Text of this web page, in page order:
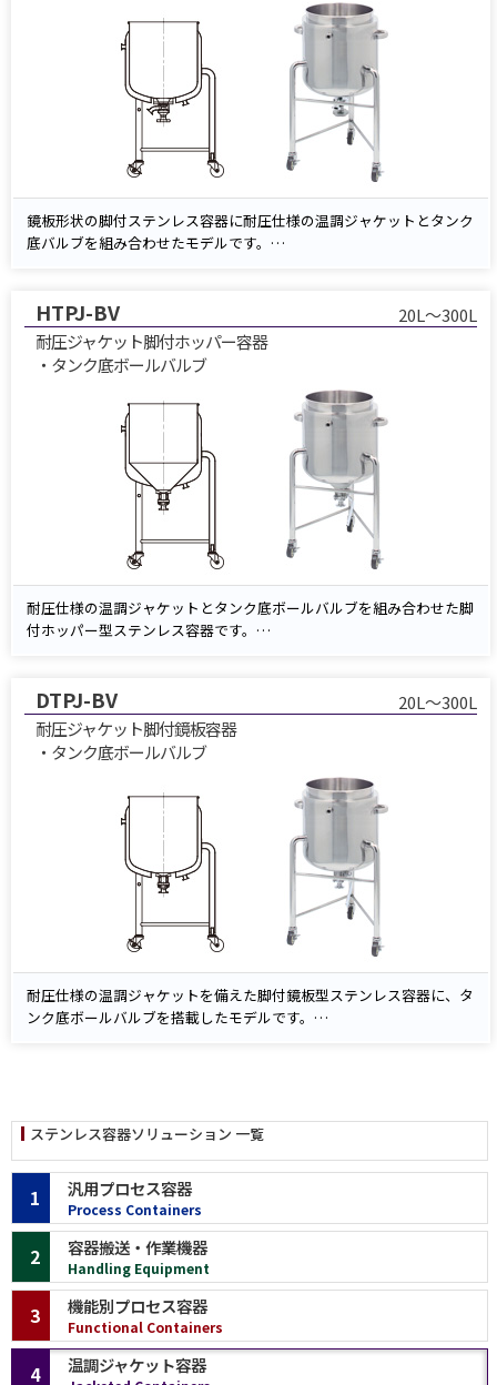
鏡板形状の脚付ステンレス容器に耐圧仕様の温調ジャケットとタンク
底バルブを組み合わせたモデルです。
鏡板底構造により残液が少なく、タンク底バルブでスムーズに排出で
きます。
サニタリー仕様・内外面バフ研磨仕上げにより衛生的で、食品・化
学・医薬品など温調・排出工程に最適です。
HTPJ-BV
20L～300L
耐圧ジャケット脚付ホッパー容器
・タンク底ボールバルブ
耐圧仕様の温調ジャケットとタンク底ボールバルブを組み合わせた脚
付ホッパー型ステンレス容器です。
ボールバルブによるダイレクト排出で残液レス化を実現し、サニタリ
ー設計で分解洗浄が容易です。
食品・化学・医薬品など、衛生性と温調制御が求められる工程に最
適。計装ポートや攪拌機とのコンビネーション構成にも対応します。
DTPJ-BV
20L～300L
耐圧ジャケット脚付鏡板容器
・タンク底ボールバルブ
耐圧仕様の温調ジャケットを備えた脚付鏡板型ステンレス容器に、タ
ンク底ボールバルブを搭載したモデルです。
サニタリー設計・ヘルール接続で分解洗浄が容易。食品・化学・医薬
ステンレス容器ソリューション 一覧
汎用プロセス容器
Process Containers
1
容器搬送・作業機器
Handling Equipment
2
機能別プロセス容器
Functional Containers
3
温調ジャケット容器
4